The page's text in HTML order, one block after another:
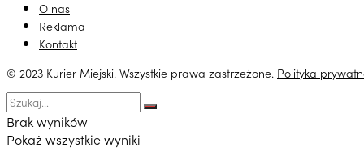
O nas
Reklama
Kontakt
© 2023 Kurier Miejski. Wszystkie prawa zastrzeżone. Polityka
Brak wyników
Pokaż wszystkie wyniki